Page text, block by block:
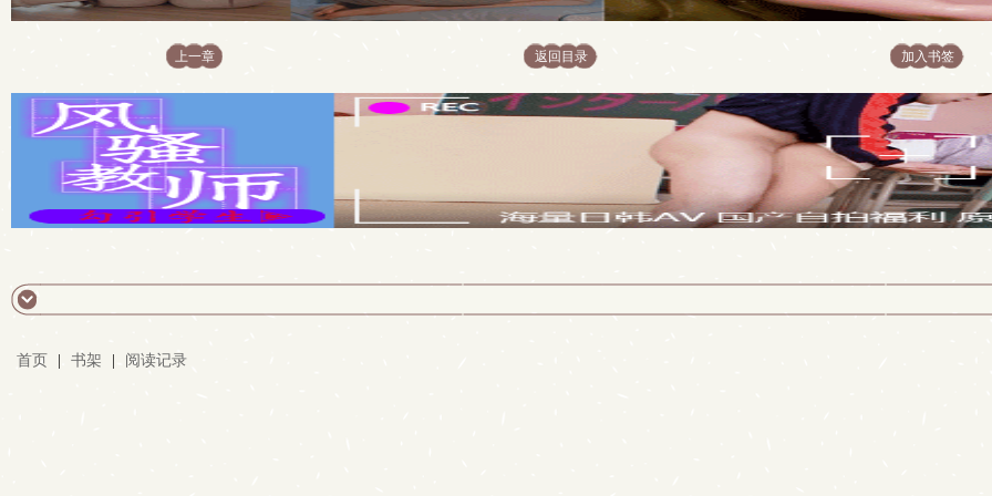
上一章 返回目录 加入书签
首页 书架 阅读记录